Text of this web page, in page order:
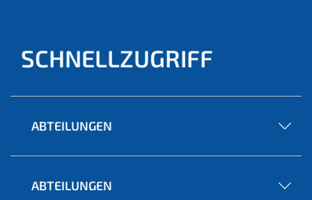
SCHNELLZUGRIFF
ABTEILUNGEN
ABTEILUNGEN